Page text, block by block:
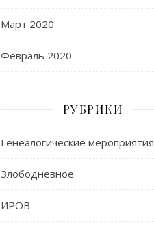
Март 2020
Февраль 2020
РУБРИКИ
Генеалогические мероприятия
Злободневное
ИРОВ